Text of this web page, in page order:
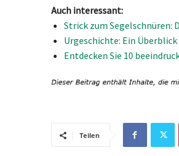
Auch interessant:
Strick zum Segelschnüren:
Urgeschichte: Ein
Entdecken Sie 10
Teilen